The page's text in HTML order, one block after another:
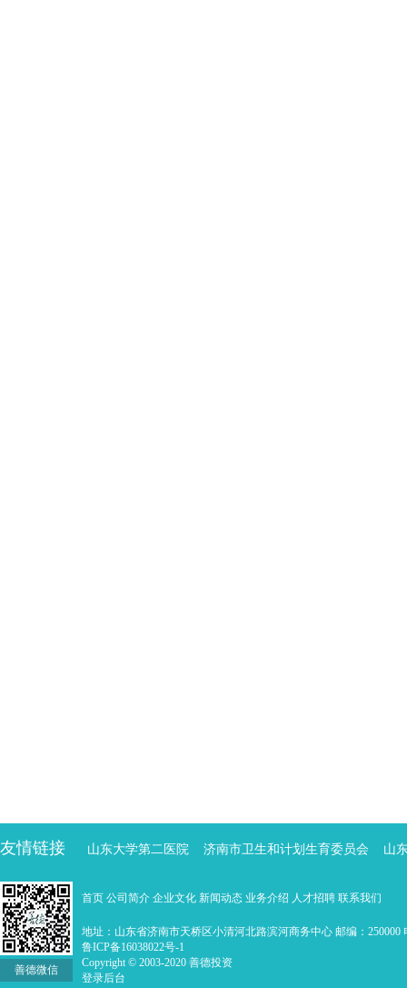
友情链接 山东大学第二医院 济南市卫生和计划生育委员会 山
善德微信
首页 公司简介 企业文化 新闻动态 业务介绍 人才招聘 联系我们
地址：山东省济南市天桥区小清河北路滨河商务中心 邮编：250000
鲁ICP备16038022号-1
Copyright © 2003-2020 善德投资
登录后台